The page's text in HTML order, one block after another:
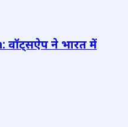
वॉट्सऐप ने भारत में